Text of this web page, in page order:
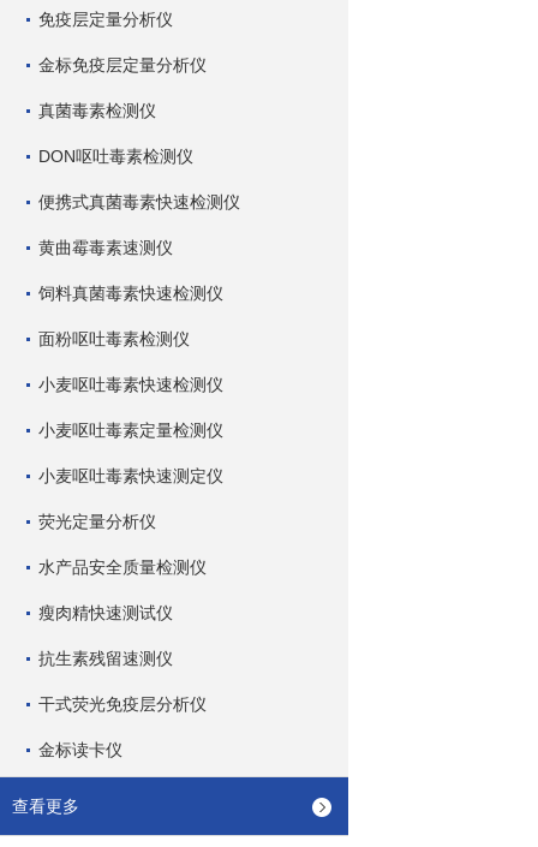
免疫层定量分析仪
金标免疫层定量分析仪
真菌毒素检测仪
DON呕吐毒素检测仪
便携式真菌毒素快速检测仪
黄曲霉毒素速测仪
饲料真菌毒素快速检测仪
面粉呕吐毒素检测仪
小麦呕吐毒素快速检测仪
小麦呕吐毒素定量检测仪
小麦呕吐毒素快速测定仪
荧光定量分析仪
水产品安全质量检测仪
瘦肉精快速测试仪
抗生素残留速测仪
干式荧光免疫层分析仪
金标读卡仪
查看更多